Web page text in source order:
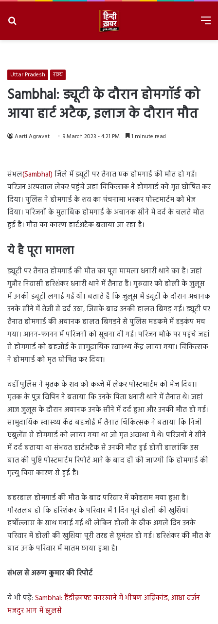
Uttar Pradesh राज्य
Sambhal: ड्यूटी के दौरान होमगॉर्ड को
आया हार्ट अटैक, इलाज के दौरान मौत
Aarti Agravat 9 March 2023 - 4:21 PM 1 minute read
संभल(Sambhal) जिले में ड्यूटी पर तैनात एक होमगार्ड की मौत हो गई।
परिजन अस्पताल लेकर पहुंचे जहां चिकित्सक ने होमगार्ड को मृत घोषित कर
दिया। पुलिस ने होमगार्ड के शव का पंचनामा भरकर पोस्टमार्टम को भेज
दिया। परिजनों के मुताबिक होमगार्ड के अचानक सीने में दर्द के चलते मौत
हुई है। मौत का कारण हार्टअटैक बताया जा रहा है।
ये है पूरा मामला
ड्यूटी पर तैनात होमगार्ड की मौत का पूरा मामला धनारी थाने का है। जहां
गुन्नौर निवासी हरिशंकर धनारी थाने में तैनात हैं। गुरुवार को होली के जुलूस
में उनकी ड्यूटी लगाई गई थी। बताते हैं कि जुलूस में ड्यूटी के दौरान अचानक
उनके सीने में तेजी से दर्द उठा, जिसके बाद उनकी हालत बिगड़ गई। ड्यूटी पर
तैनात होमगार्ड की अचानक हालत बिगड़ने से पुलिस महकमे में हड़कंप मच
गया। आनन-फानन में परिजनों को सूचना दी गई। परिजन मौके पर पहुंचे जहां
से होमगार्ड को बहजोई के सामुदायिक स्वास्थ्य केंद्र लाया गया। चिकित्सक
ने होमगार्ड को मृत घोषित कर दिया।
वहीं पुलिस ने मृतक के शव को कब्जे में लेकर पोस्टमार्टम को भेज दिया।
मृतक के पुत्र विपिन ने बताया कि उनके पिता धनारी थाने में तैनात थे। जहां
आज जुलूस के दौरान अचानक उनके सीने में दर्द हुआ और उनकी मौत हो गई।
सामुदायिक स्वास्थ्य केंद्र बहजोई में तैनात चिकित्सक ने बताया कि निजी
एंबुलेंस से होमगार्ड को लाया गया था जो मृत अवस्था में थे। परिजनों ने सीने
में दर्द बताया था संभवत हार्टअटैक से उनकी मौत हुई होगी हालांकि इस
बात की पुष्टि पोस्टमार्टम रिपोर्ट आने के बाद ही की जाएगी कि होमगार्ड की
मृत्यु किस कारण से हुई है।
बहरहाल होमगार्ड की मौत के बाद परिवार में कोहराम मचा हुआ है।
गौरतलब हो कि हरिशंकर के परिवार में 1 दिन पूर्व होली की खुशियां
हर्षोल्लास के साथ मनाई गई थी लेकिन होली के ठीक अगले दिन उनके
परिवार में होली की खुशियां पूरी तरह से छूमंतर हो गई। हरिशंकर की मौत के
बाद उनके परिवार में मातम छाया हुआ है।
संभल से अरुण कुमार की रिपोर्ट
ये भी पढ़ें: Sambhal: हैंडीक्राफ्ट कारखाने में भीषण अग्निकांड, आधा दर्जन
मजदुर आग में झुलसे